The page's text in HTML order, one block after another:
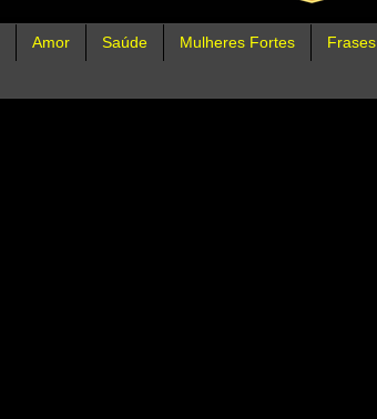
Amor Saúde Mulheres Fortes Frases